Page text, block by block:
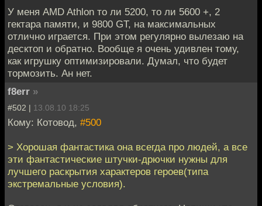
У меня AMD Athlon то ли 5200, то ли 5600 +, 2
гектара памяти, и 9800 GT, на максимальных
отлично играется. При этом регулярно вылезаю на
десктоп и обратно. Вообще я очень удивлен тому,
как игрушку оптимизировали. Думал, что будет
тормозить. Ан нет.
f8err »
#502 | 13.08.10 18:25
Кому: Котовод, #500
> Хорошая фантастика она всегда про людей, а все
эти фантастические штучки-дрючки нужны для
лучшего раскрытия характеров героев(типа
экстремальные условия).